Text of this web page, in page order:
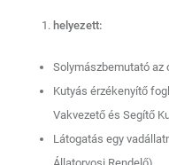
helyezett:
Solymászbemutató az
Kutyás érzékenyítő
Vakvezető és Segítő
Látogatás egy